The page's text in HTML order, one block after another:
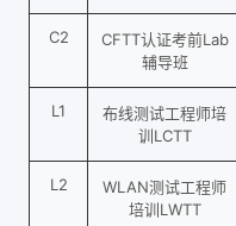
C2
CFTT认证考前Lab
辅导班
L1
布线测试工程师培
训LCTT
L2
WLAN测试工程师
培训LWTT